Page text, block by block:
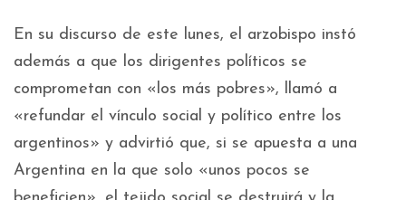
En su discurso de este lunes, el arzobispo instó
además a que los dirigentes políticos se
comprometan con «los más pobres», llamó a
«refundar el vínculo social y político entre los
argentinos» y advirtió que, si se apuesta a una
Argentina en la que solo «unos pocos se